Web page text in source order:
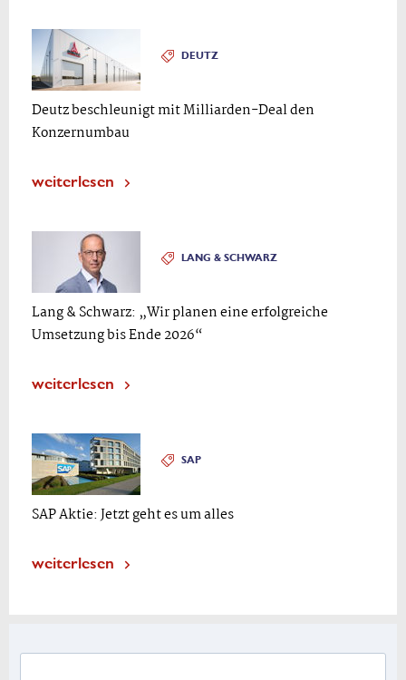
DEUTZ
Deutz beschleunigt mit Milliarden-Deal den
Konzernumbau
weiterlesen
LANG & SCHWARZ
Lang & Schwarz: „Wir planen eine erfolgreiche
Umsetzung bis Ende 2026“
weiterlesen
SAP
SAP Aktie: Jetzt geht es um alles
weiterlesen